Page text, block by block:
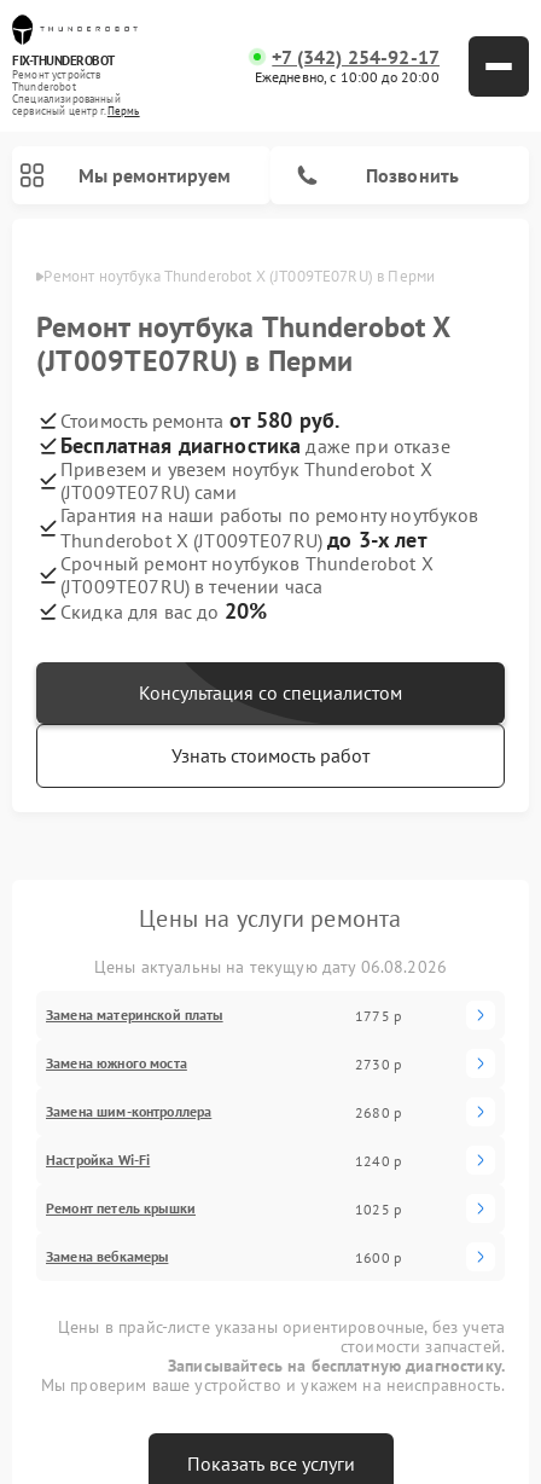
FIX-THUNDEROBOT
Ремонт устройств
Thunderobot
Специализированный
cервисный центр г.Пермь
+7 (342) 254-92-17
Ежедневно, с 10:00 до 20:00
Мы ремонтируем Позвонить
Ремонт ноутбука Thunderobot X (JT009TE07RU) в Перми
Ремонт ноутбука Thunderobot X
(JT009TE07RU) в Перми
Стоимость ремонта от 580 руб.
Бесплатная диагностика даже при отказе
Привезем и увезем ноутбук Thunderobot X
(JT009TE07RU) сами
Гарантия на наши работы по ремонту ноутбуков
Thunderobot X (JT009TE07RU)до 3-х лет
Срочный ремонт ноутбуков Thunderobot X
(JT009TE07RU) в течении часа
Скидка для вас до 20%
Консультация со специалистом
Узнать стоимость работ
Цены на услуги ремонта
Цены актуальны на текущую дату 06.08.2026
Замена материнской платы 1775 р
Замена южного моста 2730 р
Замена шим-контроллера 2680 р
Настройка Wi-Fi 1240 р
Ремонт петель крышки 1025 р
Замена вебкамеры 1600 р
Цены в прайс-листе указаны ориентировочные, без учета
стоимости запчастей.
Записывайтесь на бесплатную диагностику.
Мы проверим ваше устройство и укажем на неисправность.
Показать все услуги